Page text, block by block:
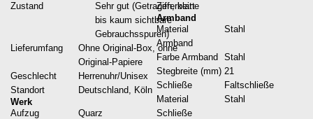
Zustand
Sehr gut (Getragen, keine
bis kaum sichtbare
Gebrauchsspuren)
Lieferumfang
Ohne Original-Box, ohne
Original-Papiere
Geschlecht
Herrenuhr/Unisex
Standort
Deutschland, Köln
Werk
Aufzug
Quarz
Zifferblatt
Armband
Material
Armband
Stahl
Farbe Armband
Stahl
Stegbreite (mm) 21
Schließe
Faltschließe
Material
Schließe
Stahl